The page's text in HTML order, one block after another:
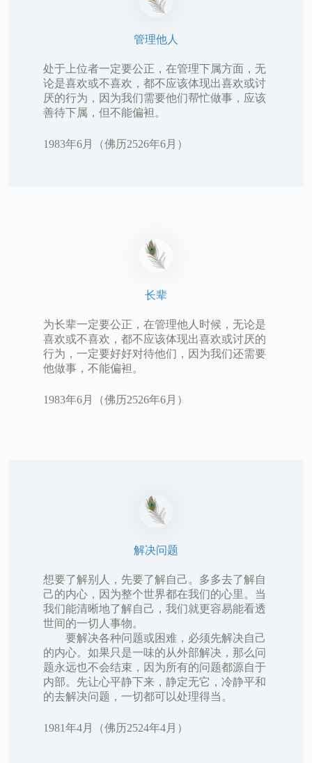
管理他人
处于上位者一定要公正，在管理下属方面，无
论是喜欢或不喜欢，都不应该体现出喜欢或讨
厌的行为，因为我们需要他们帮忙做事，应该
善待下属，但不能偏袒。
1983年6月（佛历2526年6月）
长辈
为长辈一定要公正，在管理他人时候，无论是
喜欢或不喜欢，都不应该体现出喜欢或讨厌的
行为，一定要好好对待他们，因为我们还需要
他做事，不能偏袒。
1983年6月（佛历2526年6月）
解决问题
想要了解别人，先要了解自己。多多去了解自
己的内心，因为整个世界都在我们的心里。当
我们能清晰地了解自己，我们就更容易能看透
世间的一切人事物。
要解决各种问题或困难，必须先解决自己
的内心。如果只是一味的从外部解决，那么问
题永远也不会结束，因为所有的问题都源自于
内部。先让心平静下来，静定无它，冷静平和
的去解决问题，一切都可以处理得当。
1981年4月（佛历2524年4月）